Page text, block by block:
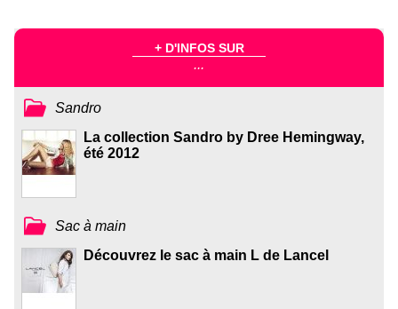
+ D'INFOS SUR
...
Sandro
La collection Sandro by Dree Hemingway,
été 2012
Sac à main
Découvrez le sac à main L de Lancel